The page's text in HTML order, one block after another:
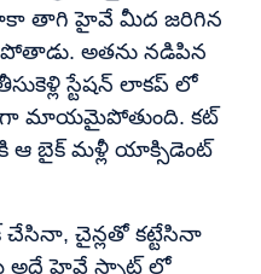
తాగి హైవే మీద జరిగిన
అతను నడిపిన
స్టేషన్ లాకప్ లో
మాయమైపోతుంది. కట్
ఆ బైక్ మళ్లీ యాక్సిడెంట్
చేసినా, చైన్లతో కట్టేసినా
అదే హైవే స్పాట్ లో